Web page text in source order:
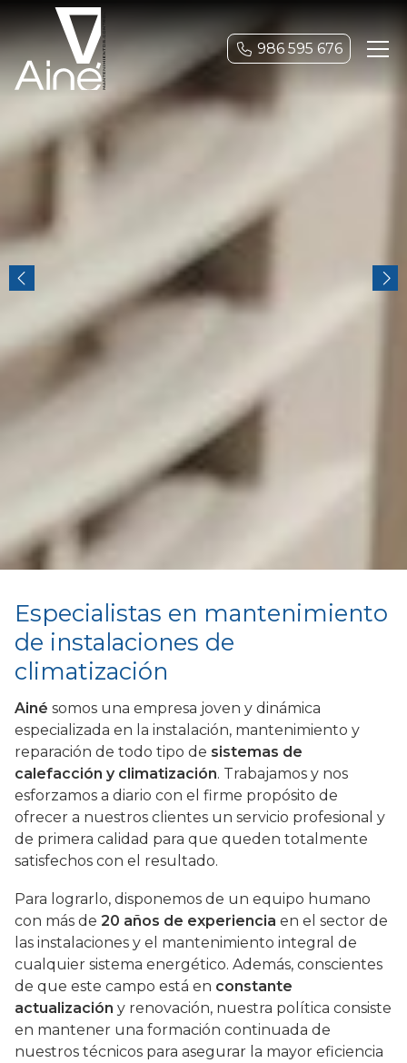
986 595 676
Especialistas en mantenimiento
de instalaciones de
climatización
Ainé somos una empresa joven y dinámica
especializada en la instalación, mantenimiento y
reparación de todo tipo de sistemas de
calefacción y climatización. Trabajamos y nos
esforzamos a diario con el firme propósito de
ofrecer a nuestros clientes un servicio profesional y
de primera calidad para que queden totalmente
satisfechos con el resultado.
Para lograrlo, disponemos de un equipo humano
con más de 20 años de experiencia en el sector de
las instalaciones y el mantenimiento integral de
cualquier sistema energético. Además, conscientes
de que este campo está en constante
actualización y renovación, nuestra política consiste
en mantener una formación continuada de
nuestros técnicos para asegurar la mayor eficiencia